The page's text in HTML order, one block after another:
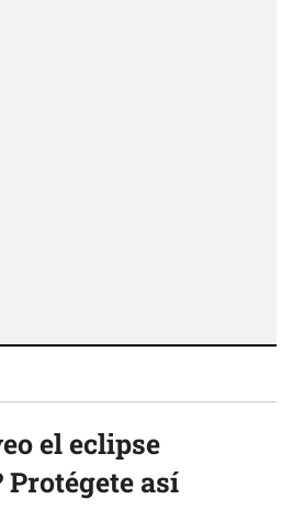
el eclipse
Protégete así